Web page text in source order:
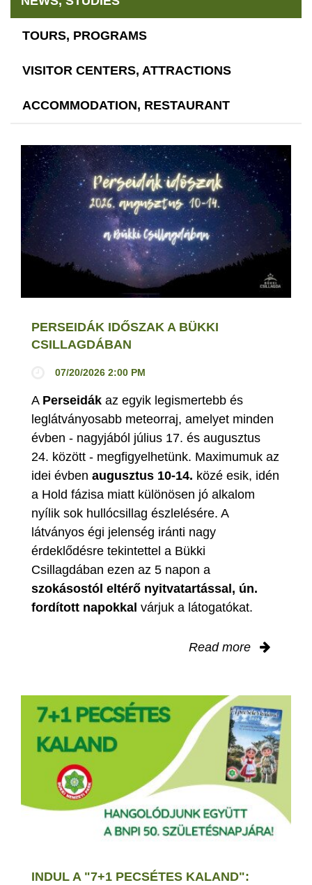
TOURS, PROGRAMS
VISITOR CENTERS, ATTRACTIONS
ACCOMMODATION, RESTAURANT
PERSEIDÁK IDŐSZAK A BÜKKI
CSILLAGDÁBAN
07/20/2026 2:00 PM
A Perseidák az egyik legismertebb és
leglátványosabb meteorraj, amelyet minden
évben - nagyjából július 17. és augusztus
24. között - megfigyelhetünk. Maximumuk az
idei évben augusztus 10-14. közé esik, idén
a Hold fázisa miatt különösen jó alkalom
nyílik sok hullócsillag észlelésére. A
látványos égi jelenség iránti nagy
érdeklődésre tekintettel a Bükki
Csillagdában ezen az 5 napon a
szokásostól eltérő nyitvatartással, ún.
fordított napokkal várjuk a látogatókat.
Read more
INDUL A "7+1 PECSÉTES KALAND":